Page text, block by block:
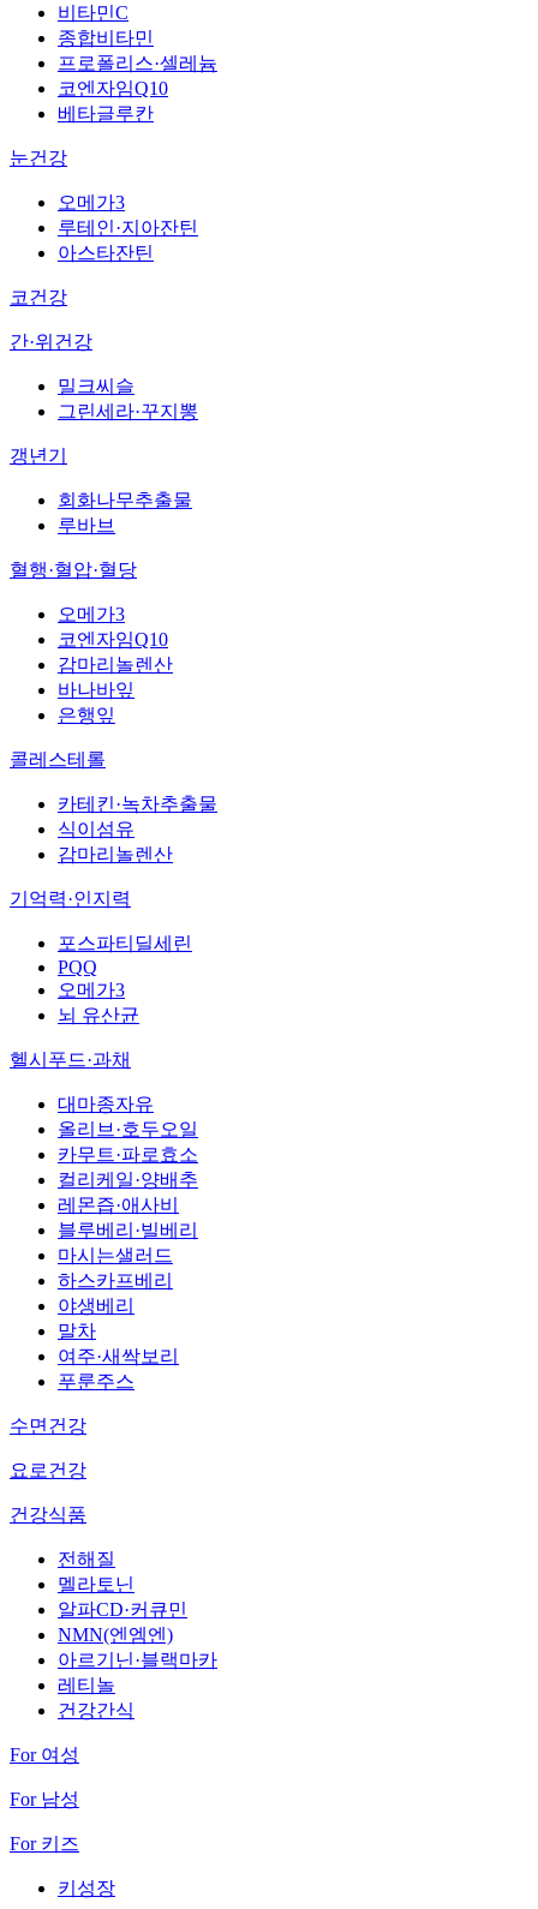
비타민C
종합비타민
프로폴리스·셀레늄
코엔자임Q10
베타글루칸
눈건강
오메가3
루테인·지아잔틴
아스타잔틴
코건강
간·위건강
밀크씨슬
그린세라·꾸지뽕
갱년기
회화나무추출물
루바브
혈행·혈압·혈당
오메가3
코엔자임Q10
감마리놀렌산
바나바잎
은행잎
콜레스테롤
카테킨·녹차추출물
식이섬유
감마리놀렌산
기억력·인지력
포스파티딜세린
PQQ
오메가3
뇌 유산균
헬시푸드·과채
대마종자유
올리브·호두오일
카무트·파로효소
컬리케일·양배추
레몬즙·애사비
블루베리·빌베리
마시는샐러드
하스카프베리
야생베리
말차
여주·새싹보리
푸룬주스
수면건강
요로건강
건강식품
전해질
멜라토닌
알파CD·커큐민
NMN(엔엠엔)
아르기닌·블랙마카
레티놀
건강간식
For 여성
For 남성
For 키즈
키성장